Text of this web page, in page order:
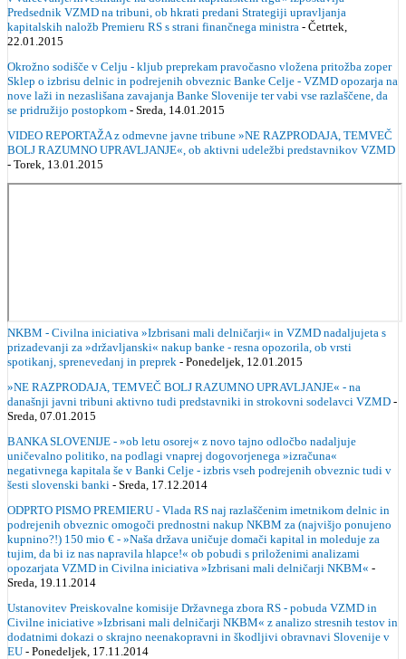
Predsednik VZMD na tribuni, ob hkrati predani Strategiji upravljanja
kapitalskih naložb Premieru RS s strani finančnega ministra - Četrtek,
22.01.2015
Okrožno sodišče v Celju - kljub preprekam pravočasno vložena pritožba zoper
Sklep o izbrisu delnic in podrejenih obveznic Banke Celje - VZMD opozarja na
nove laži in nezaslišana zavajanja Banke Slovenije ter vabi vse razlaščene, da
se pridružijo postopkom - Sreda, 14.01.2015
VIDEO REPORTAŽA z odmevne javne tribune »NE RAZPRODAJA, TEMVEČ
BOLJ RAZUMNO UPRAVLJANJE«, ob aktivni udeležbi predstavnikov VZMD
- Torek, 13.01.2015
NKBM - Civilna iniciativa »Izbrisani mali delničarji« in VZMD nadaljujeta s
prizadevanji za »državljanski« nakup banke - resna opozorila, ob vrsti
spotikanj, sprenevedanj in preprek - Ponedeljek, 12.01.2015
»NE RAZPRODAJA, TEMVEČ BOLJ RAZUMNO UPRAVLJANJE« - na
današnji javni tribuni aktivno tudi predstavniki in strokovni sodelavci VZMD -
Sreda, 07.01.2015
BANKA SLOVENIJE - »ob letu osorej« z novo tajno odločbo nadaljuje
uničevalno politiko, na podlagi vnaprej dogovorjenega »izračuna«
negativnega kapitala še v Banki Celje - izbris vseh podrejenih obveznic tudi v
šesti slovenski banki - Sreda, 17.12.2014
ODPRTO PISMO PREMIERU - Vlada RS naj razlaščenim imetnikom delnic in
podrejenih obveznic omogoči prednostni nakup NKBM za (najvišjo ponujeno
kupnino?!) 150 mio € - »Naša država uničuje domači kapital in moleduje za
tujim, da bi iz nas napravila hlapce!« ob pobudi s priloženimi analizami
opozarjata VZMD in Civilna iniciativa »Izbrisani mali delničarji NKBM« -
Sreda, 19.11.2014
Ustanovitev Preiskovalne komisije Državnega zbora RS - pobuda VZMD in
Civilne iniciative »Izbrisani mali delničarji NKBM« z analizo stresnih testov in
dodatnimi dokazi o skrajno neenakopravni in škodljivi obravnavi Slovenije v
EU - Ponedeljek, 17.11.2014